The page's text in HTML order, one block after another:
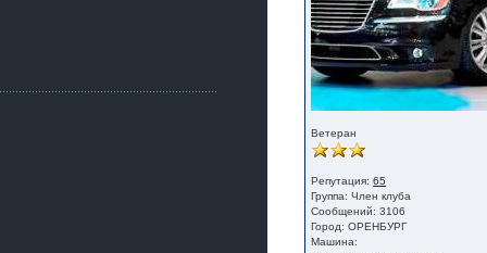
Ветеран
Репутация:65
Группа:Член клуба
Сообщений: 3106
Город: ОРЕНБУРГ
Машина: